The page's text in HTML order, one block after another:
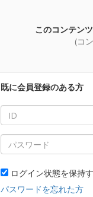
このコンテン
(コ
既に会員登録のある方
ログイン状態を保持
パスワードを忘れた方